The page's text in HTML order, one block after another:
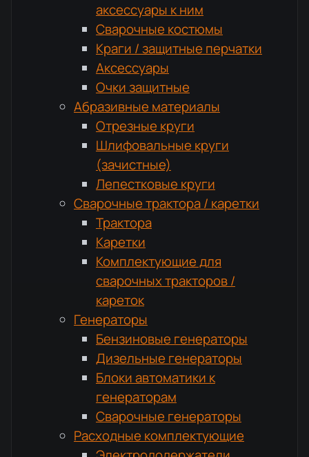
аксессуары к ним
Сварочные костюмы
Краги / защитные перчатки
Аксессуары
Очки защитные
Абразивные материалы
Отрезные круги
Шлифовальные круги
(зачистные)
Лепестковые круги
Сварочные трактора / каретки
Трактора
Каретки
Комплектующие для
сварочных тракторов /
кареток
Генераторы
Бензиновые генераторы
Дизельные генераторы
Блоки автоматики к
генераторам
Сварочные генераторы
Расходные комплектующие